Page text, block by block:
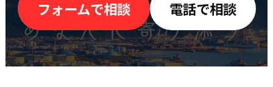
フォームで相談 電話で相談